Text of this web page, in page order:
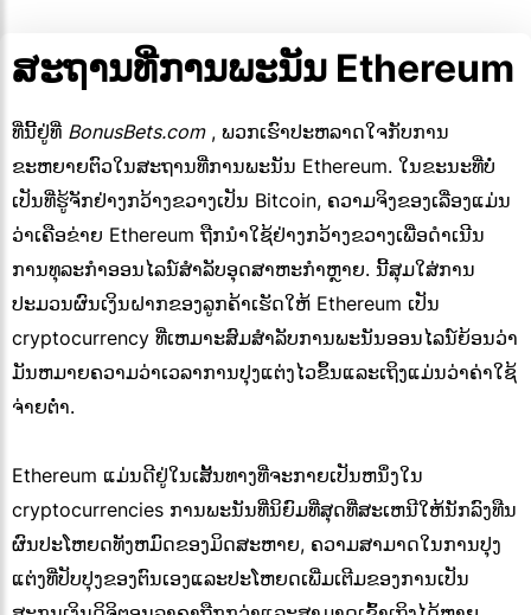
ສະຖານທີ່ການພະນັນ Ethereum
ທີ່ນີ້ຢູ່ທີ່ BonusBets.com, ພວກເຮົາປະຫລາດໃຈກັບການ
ຂະຫຍາຍຕົວໃນສະຖານທີ່ການພະນັນ Ethereum. ໃນຂະນະທີ່ບໍ່
ເປັນທີ່ຮູ້ຈັກຢ່າງກວ້າງຂວາງເປັນ Bitcoin, ຄວາມຈິງຂອງເລື່ອງແມ່ນ
ວ່າເຄືອຂ່າຍ Ethereum ຖືກນໍາໃຊ້ຢ່າງກວ້າງຂວາງເພື່ອດໍາເນີນ
ການທຸລະກໍາອອນໄລນ໌ສໍາລັບອຸດສາຫະກໍາຫຼາຍ. ນີ້ສຸມໃສ່ການ
ປະມວນຜົນເງິນຝາກຂອງລູກຄ້າເຮັດໃຫ້ Ethereum ເປັນ
cryptocurrency ທີ່ເຫມາະສົມສໍາລັບການພະນັນອອນໄລນ໌ຍ້ອນວ່າ
ມັນຫມາຍຄວາມວ່າເວລາການປຸງແຕ່ງໄວຂຶ້ນແລະເຖິງແມ່ນວ່າຄ່າໃຊ້
ຈ່າຍຕ່ໍາ.
Ethereum ແມ່ນດີຢູ່ໃນເສັ້ນທາງທີ່ຈະກາຍເປັນຫນຶ່ງໃນ
cryptocurrencies ການພະນັນທີ່ນິຍົມທີ່ສຸດທີ່ສະເຫນີໃຫ້ນັກລົງທືນ
ຜົນປະໂຫຍດທັງຫມົດຂອງມິດສະຫາຍ, ຄວາມສາມາດໃນການປຸງ
ແຕ່ງທີ່ປັບປຸງຂອງຕົນເອງແລະປະໂຫຍດເພີ່ມເຕີມຂອງການເປັນ